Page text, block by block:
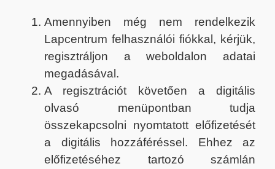
Amennyiben még nem rendelkezik
Lapcentrum felhasználói fiókkal, kérjük,
regisztráljon a weboldalon adatai
megadásával.
A regisztrációt követően a digitális
olvasó menüpontban tudja
összekapcsolni nyomtatott előfizetését
a digitális hozzáféréssel. Ehhez az
előfizetéséhez tartozó számlán